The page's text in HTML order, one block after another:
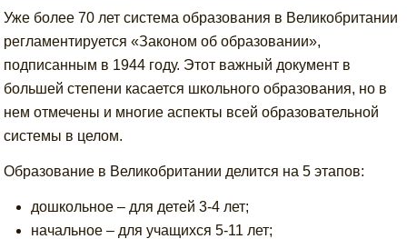
Уже более 70 лет система образования в Великобритании
регламентируется «Законом об образовании»,
подписанным в 1944 году. Этот важный документ в
большей степени касается школьного образования, но в
нем отмечены и многие аспекты всей образовательной
системы в целом.
Образование в Великобритании делится на 5 этапов:
дошкольное – для детей 3-4 лет;
начальное – для учащихся 5-11 лет;